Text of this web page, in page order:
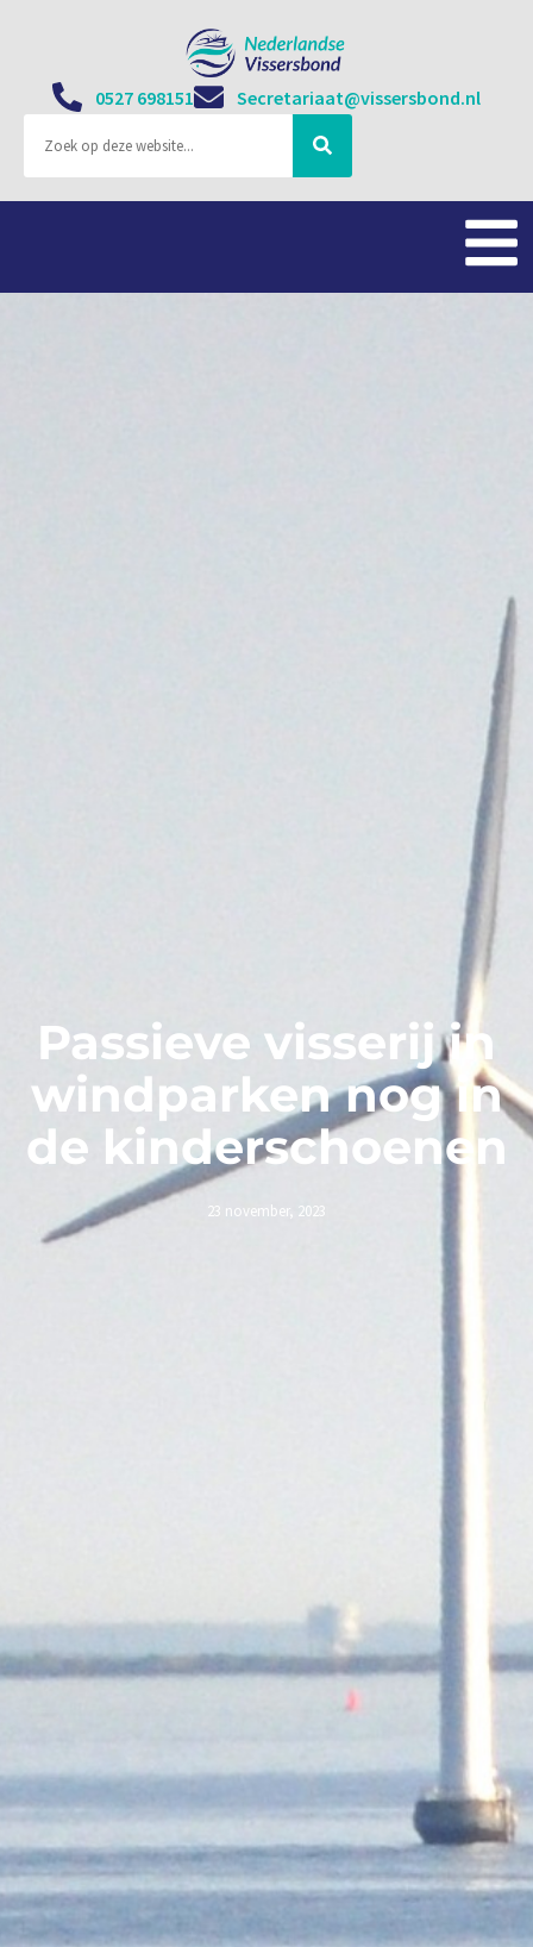
0527 698151 Secretariaat@vissersbond.nl
Passieve visserij in
windparken nog in
de kinderschoenen
23 november, 2023